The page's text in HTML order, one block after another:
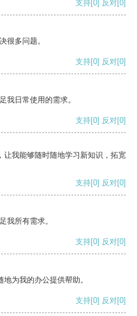
支持[0] 反对[0]
很多问题。
支持[0] 反对[0]
我日常使用的需求。
支持[0] 反对[0]
让我能够随时随地学习新知识，拓宽
支持[0] 反对[0]
我所有需求。
支持[0] 反对[0]
为我的办公提供帮助。
支持[0] 反对[0]